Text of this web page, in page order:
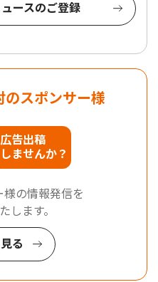
ースのご登録
のスポンサー様
広告出稿
しませんか？
の情報発信を
します。
る